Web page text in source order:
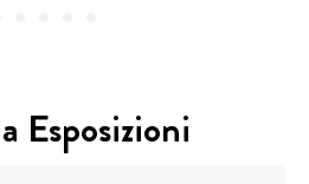
Esposizioni